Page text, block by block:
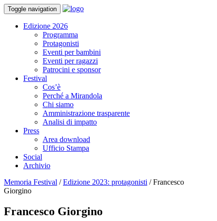
Toggle navigation
Edizione 2026
Programma
Protagonisti
Eventi per bambini
Eventi per ragazzi
Patrocini e sponsor
Festival
Cos’è
Perché a Mirandola
Chi siamo
Amministrazione trasparente
Analisi di impatto
Press
Area download
Ufficio Stampa
Social
Archivio
Memoria Festival /Edizione 2023: protagonisti /Francesco
Giorgino
Francesco Giorgino